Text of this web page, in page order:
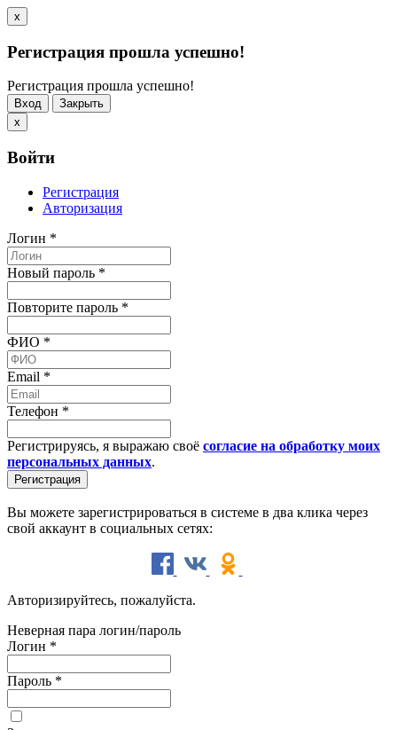
x
Регистрация прошла успешно!
Регистрация прошла успешно!
Вход
Закрыть
x
Войти
Регистрация
Авторизация
Логин *
Новый пароль *
Повторите пароль *
ФИО *
Email *
Телефон *
Регистрируясь, я выражаю своё согласие на обработку моих
персональных данных.
Вы можете зарегистрироваться в системе в два клика через
свой аккаунт в социальных сетях:
Авторизируйтесь, пожалуйста.
Неверная пара логин/пароль
Логин *
Пароль *